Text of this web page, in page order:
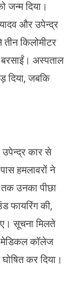
जन्म दिया।
और उपेन्द्र
किलोमीटर
अस्पताल
दिया, जबकि
कार से
हमलावरों ने
उनका पीछा
फायरिंग की,
सूचना मिलते
मेडिकल कॉलेज
कर दिया।